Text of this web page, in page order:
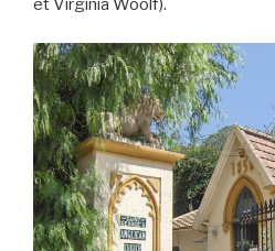
et Virginia Woolf).